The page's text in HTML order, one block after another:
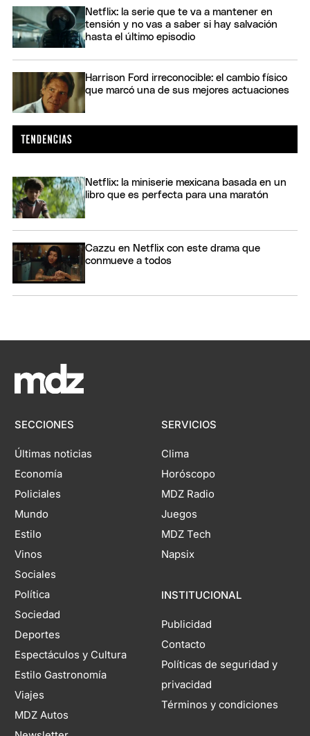
Netflix: la serie que te va a mantener en
tensión y no vas a saber si hay salvación
hasta el último episodio
Harrison Ford irreconocible: el cambio físico
que marcó una de sus mejores actuaciones
Netflix: la miniserie mexicana basada en un
libro que es perfecta para una maratón
Cazzu en Netflix con este drama que
conmueve a todos
SECCIONES
Últimas noticias
Economía
Policiales
Mundo
Estilo
Vinos
Sociales
Política
Sociedad
Deportes
Espectáculos y Cultura
Estilo Gastronomía
Viajes
MDZ Autos
SERVICIOS
Clima
Horóscopo
MDZ Radio
Juegos
MDZ Tech
Napsix
INSTITUCIONAL
Publicidad
Contacto
Políticas de seguridad y
privacidad
Términos y condiciones